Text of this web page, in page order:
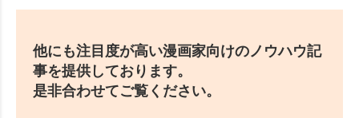
他にも注目度が高い漫画家向けのノウハウ記
事を提供しております。
是非合わせてご覧ください。